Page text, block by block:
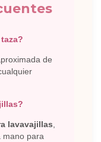
de
lavavajillas
mano para